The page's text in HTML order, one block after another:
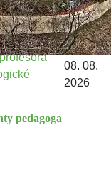
08. 08.
2026
pedagoga